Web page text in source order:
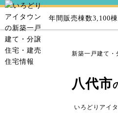
年間販売棟数3,100棟
新築一戸建て・
八代市
いろどりアイ